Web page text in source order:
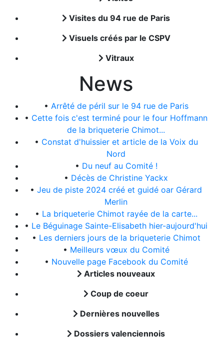
Visites du 94 rue de Paris
Visuels créés par le CSPV
Vitraux
News
• Arrêté de péril sur le 94 rue de Paris
• Cette fois c'est terminé pour le four Hoffmann
de la briqueterie Chimot...
• Constat d'huissier et article de la Voix du
Nord
• Du neuf au Comité !
• Décès de Christine Yackx
• Jeu de piste 2024 créé et guidé oar Gérard
Merlin
• La briqueterie Chimot rayée de la carte...
• Le Béguinage Sainte-Elisabeth hier-aujourd'hui
• Les derniers jours de la briqueterie Chimot
• Meilleurs vœux du Comité
• Nouvelle page Facebook du Comité
Articles nouveaux
Coup de coeur
Dernières nouvelles
Dossiers valenciennois